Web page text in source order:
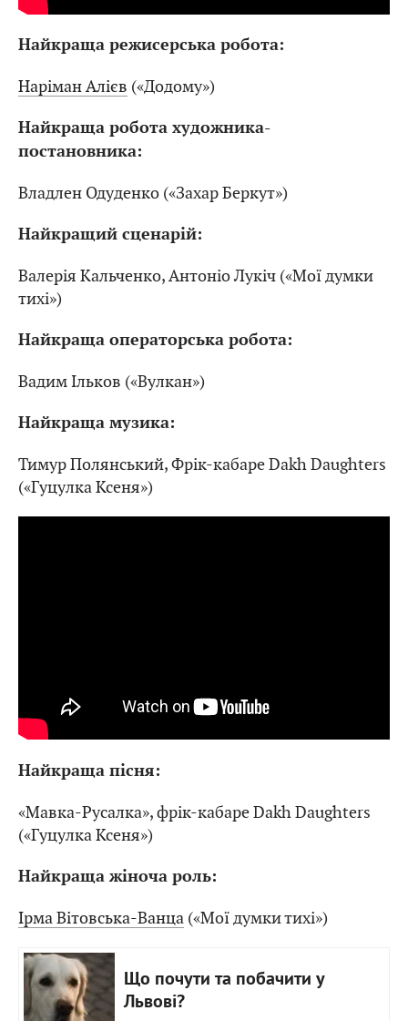
Найкраща режисерська робота:
Наріман Алієв («Додому»)
Найкраща робота художника-
постановника:
Владлен Одуденко («Захар Беркут»)
Найкращий сценарій:
Валерія Кальченко, Антоніо Лукіч («Мої думки
тихі»)
Найкраща операторська робота:
Вадим Ільков («Вулкан»)
Найкраща музика:
Тимур Полянський, Фрік-кабаре Dakh Daughters
(«Гуцулка Ксеня»)
Найкраща пісня:
«Мавка-Русалка», фрік-кабаре Dakh Daughters
(«Гуцулка Ксеня»)
Найкраща жіноча роль:
Ірма Вітовська-Ванца («Мої думки тихі»)
Що почути та побачити у
Львові?